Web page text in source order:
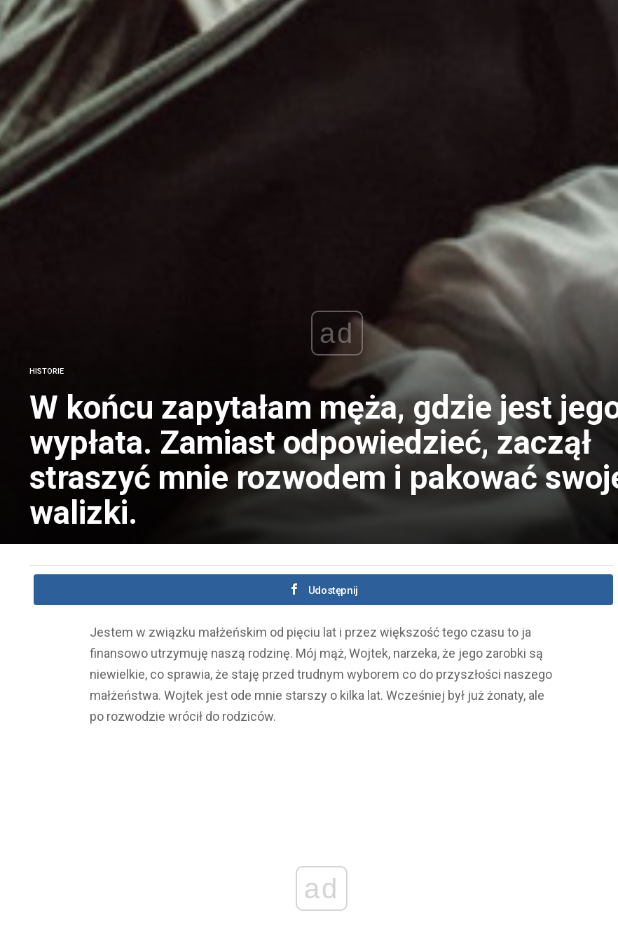
ad
HISTORIE
W końcu zapytałam męża, gdzie jest
wypłata. Zamiast odpowiedzieć, zaczął
straszyć mnie rozwodem i pakować
walizki.
Udostępnij
Jestem w związku małżeńskim od pięciu lat i przez większość tego czasu to ja
finansowo utrzymuję naszą rodzinę. Mój mąż, Wojtek, narzeka, że jego zarobki są
niewielkie, co sprawia, że staję przed trudnym wyborem co do przyszłości naszego
małżeństwa. Wojtek jest ode mnie starszy o kilka lat. Wcześniej był już żonaty, ale
po rozwodzie wrócił do rodziców.
ad